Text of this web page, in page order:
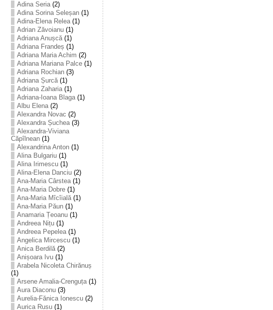
Adina Seria(2)
Adina Sorina Seleșan(1)
Adina-Elena Relea(1)
Adrian Zăvoianu(1)
Adriana Anușcă(1)
Adriana Frandeș (1)
Adriana Maria Achim (2)
Adriana Mariana Palce(1)
Adriana Rochian(3)
Adriana Șurcă(1)
Adriana Zaharia(1)
Adriana-Ioana Blaga(1)
Albu Elena(2)
Alexandra Novac (2)
Alexandra Șuchea(3)
Alexandra-Viviana
Căpîlnean(1)
Alexandrina Anton(1)
Alina Bulgariu(1)
Alina Irimescu(1)
Alina-Elena Danciu(2)
Ana-Maria Cârstea(1)
Ana-Maria Dobre(1)
Ana-Maria Mîcîială(1)
Ana-Maria Păun(1)
Anamaria Țeoanu(1)
Andreea Nițu(1)
Andreea Pepelea(1)
Angelica Mircescu(1)
Anica Berdilă(2)
Anișoara Ivu(1)
Arabela Nicoleta Chirănuș
(1)
Arsene Amalia-Crenguța(1)
Aura Diaconu(3)
Aurelia-Fănica Ionescu(2)
Aurica Rusu(1)